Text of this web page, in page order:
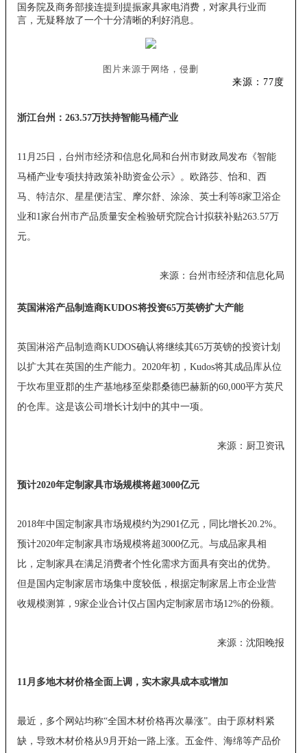
国务院及商务部接连提到提振家具家电消费，对家具行业而
言，无疑释放了一个十分清晰的利好消息。
图片来源于网络，侵删
来源：77度
浙江台州：263.57万扶持智能马桶产业
11月25日，台州市经济和信息化局和台州市财政局发布《智能
马桶产业专项扶持政策补助资金公示》。欧路莎、怡和、西
马、特洁尔、星星便洁宝、摩尔舒、涂涂、英士利等8家卫浴企
业和1家台州市产品质量安全检验研究院合计拟获补贴263.57万
元。
来源：台州市经济和信息化局
英国淋浴产品制造商KUDOS将投资65万英镑扩大产能
英国淋浴产品制造商KUDOS确认将继续其65万英镑的投资计划
以扩大其在英国的生产能力。2020年初，Kudos将其成品库从位
于坎布里亚郡的生产基地移至柴郡桑德巴赫新的60,000平方英尺
的仓库。这是该公司增长计划中的其中一项。
来源：厨卫资讯
预计2020年定制家具市场规模将超3000亿元
2018年中国定制家具市场规模约为2901亿元，同比增长20.2%。
预计2020年定制家具市场规模将超3000亿元。与成品家具相
比，定制家具在满足消费者个性化需求方面具有突出的优势。
但是国内定制家居市场集中度较低，根据定制家居上市企业营
收规模测算，9家企业合计仅占国内定制家居市场12%的份额。
来源：沈阳晚报
11月多地木材价格全面上调，实木家具成本或增加
最近，多个网站均称“全国木材价格再次暴涨”。由于原材料紧
缺，导致木材价格从9月开始一路上涨。五金件、海绵等产品价